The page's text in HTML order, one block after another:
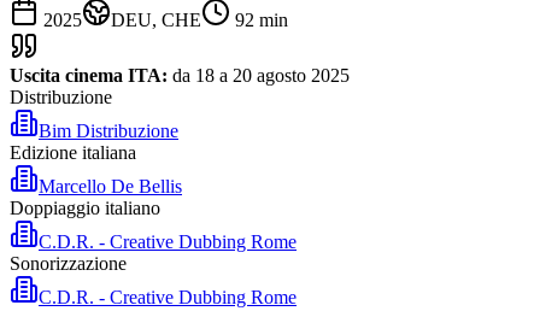
2025
DEU, CHE 92 min
Uscita cinema ITA: da 18 a 20 agosto 2025
Distribuzione
Bim Distribuzione
Edizione italiana
Marcello De Bellis
Doppiaggio italiano
C.D.R. - Creative Dubbing Rome
Sonorizzazione
C.D.R. - Creative Dubbing Rome